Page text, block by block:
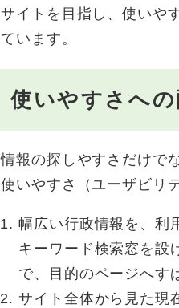
サイトを目指し、使いや
ています。
使いやすさへの
情報の探しやすさだけで
使いやすさ（ユーザビリ
幅広い行政情報を、利
キーワード検索窓を設
で、目的のページへす
サイト全体から見た現